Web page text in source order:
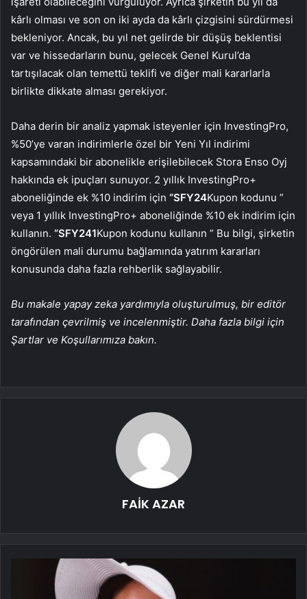
kârlı olması ve son on iki ayda da kârlı çizgisini sürdürmesi
bekleniyor. Ancak, bu yıl net gelirde bir düşüş beklentisi
var ve hissedarların bunu, gelecek Genel Kurul’da
tartışılacak olan temettü teklifi ve diğer mali kararlarla
birlikte dikkate alması gerekiyor.
Daha derin bir analiz yapmak isteyenler için InvestingPro,
%50’ye varan indirimlerle özel bir Yeni Yıl indirimi
kapsamındaki bir abonelikle erişilebilecek Stora Enso Oyj
hakkında ek ipuçları sunuyor. 2 yıllık InvestingPro+
aboneliğinde ek %10 indirim için “SFY24Kupon kodunu ”
veya 1 yıllık InvestingPro+ aboneliğinde %10 ek indirim için
kullanın. “SFY241Kupon kodunu kullanın ” Bu bilgi, şirketin
öngörülen mali durumu bağlamında yatırım kararları
konusunda daha fazla rehberlik sağlayabilir.
Bu makale yapay zeka yardımıyla oluşturulmuş, bir editör
tarafından çevrilmiş ve incelenmiştir. Daha fazla bilgi için
Şartlar ve Koşullarımıza bakın.
FAİK AZAR